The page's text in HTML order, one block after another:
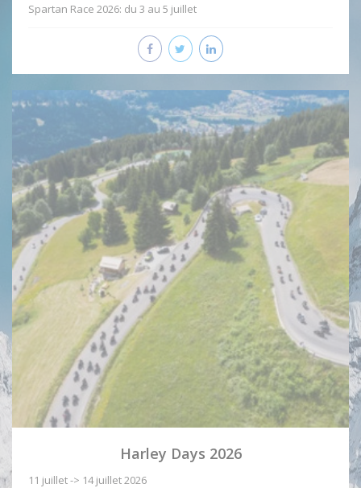
Spartan Race 2026: du 3 au 5 juillet
Harley Days 2026
11 juillet -> 14 juillet 2026